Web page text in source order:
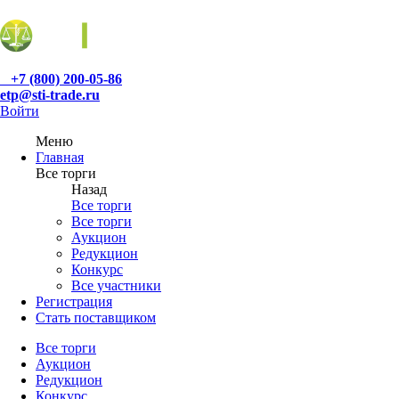
+7 (800) 200-05-86
etp@sti-trade.ru
Войти
Меню
Главная
Все торги
Назад
Все торги
Все торги
Аукцион
Редукцион
Конкурс
Все участники
Регистрация
Стать поставщиком
Все торги
Аукцион
Редукцион
Конкурс